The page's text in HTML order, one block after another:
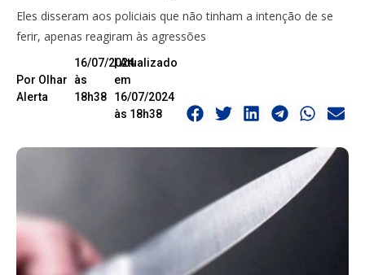
Eles disseram aos policiais que não tinham a intenção de se
ferir, apenas reagiram às agressões
Por Olhar
Alerta
16/07/2024
às
18h38
| Atualizado
em
16/07/2024
às 18h38